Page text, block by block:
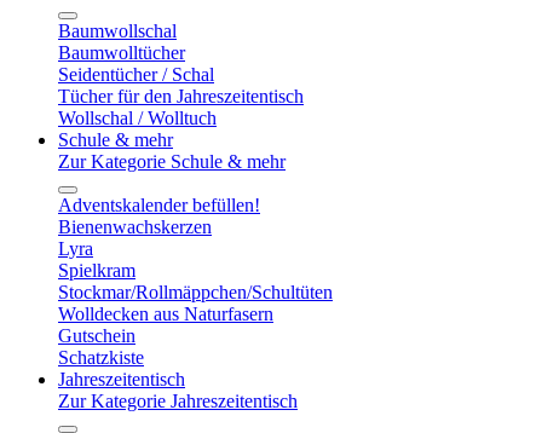
Baumwollschal
Baumwolltücher
Seidentücher / Schal
Tücher für den Jahreszeitentisch
Wollschal / Wolltuch
Schule & mehr
Zur Kategorie Schule & mehr
Adventskalender befüllen!
Bienenwachskerzen
Lyra
Spielkram
Stockmar/Rollmäppchen/Schultüten
Wolldecken aus Naturfasern
Gutschein
Schatzkiste
Jahreszeitentisch
Zur Kategorie Jahreszeitentisch